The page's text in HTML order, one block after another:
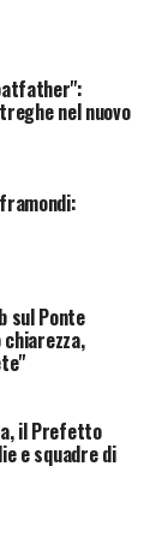
nel nuovo
sul Ponte
il Prefetto
e squadre di